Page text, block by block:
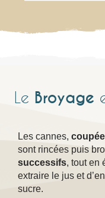
Le Broyage
Les cannes,
sont rincées puis
successifs, tout en
extraire le jus et
sucre.